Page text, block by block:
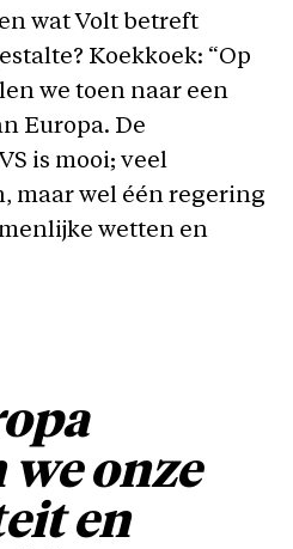
wat Volt betreft
Koekkoek: “Op
we toen naar een
Europa. De
is mooi; veel
maar wel één regering
wetten en
onze
en